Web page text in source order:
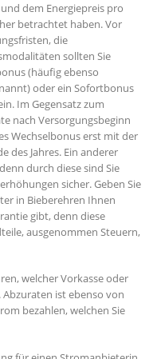
dem Energiepreis pro
betrachtet haben. Vor
die
sollten Sie
(häufig ebenso
oder ein Sofortbonus
Im Gegensatz zum
nach Versorgungsbeginn
Wechselbonus erst mit der
des Jahres. Ein anderer
durch diese sind Sie
sicher. Geben Sie
in Bieberehren Ihnen
gibt, denn diese
ausgenommen Steuern,
welcher Vorkasse oder
ist ebenso von
bezahlen, welchen Sie